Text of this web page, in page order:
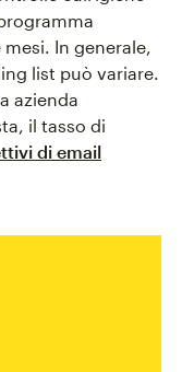
In generale,
list può variare.
azienda
il tasso di
di email